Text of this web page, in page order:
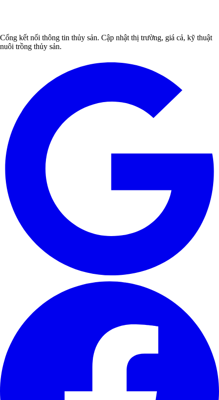
Cổng kết nối thông tin thủy sản. Cập nhật thị trường, giá cả, kỹ thuật
nuôi trồng thủy sản.